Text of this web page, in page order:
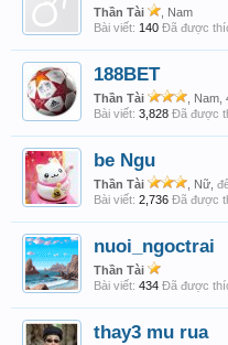
Thần Tài
, Nam
Bài viết: 140 Đã được
188BET
Thần Tài
, Nam,
Bài viết: 3,828 Đã được
be Ngu
Thần Tài , Nữ,
Bài viết: 2,736 Đã được
nuoi_ngoctrai
Thần Tài
Bài viết: 434 Đã được
thay3 mu rua